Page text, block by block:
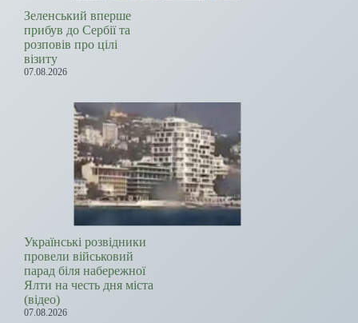
Зеленський вперше
прибув до Сербії та
розповів про цілі
візиту
07.08.2026
Українські розвідники
провели військовий
парад біля набережної
Ялти на честь дня міста
(відео)
07.08.2026